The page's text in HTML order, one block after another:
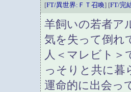
[FT/異世界:ＦＴ召喚] [FT/完
羊飼いの若者ア
気を失って倒れ
人＜マレビト＞
っそりと共に
運命的に出会っ